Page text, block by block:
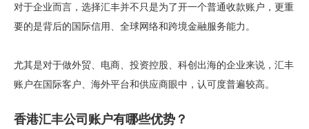
对于企业而言，选择汇丰并不只是为了开一个普通收款账户，更重
要的是背后的国际信用、全球网络和跨境金融服务能力。
尤其是对于做外贸、电商、投资控股、科创出海的企业来说，汇丰
账户在国际客户、海外平台和供应商眼中，认可度普遍较高。
香港汇丰公司账户有哪些优势？